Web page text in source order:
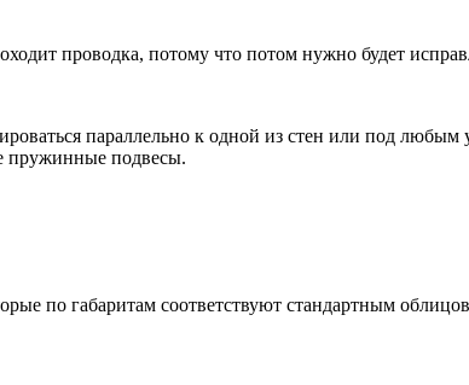
проводка, потому что потом нужно будет
параллельно к одной из стен или под
пружинные подвесы.
по габаритам соответствуют стандартным